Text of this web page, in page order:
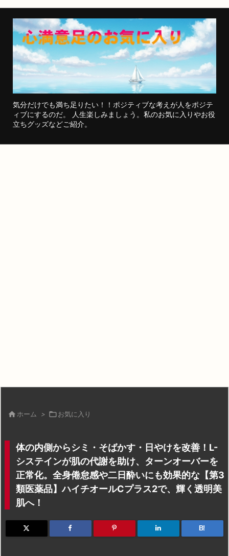
気分だけでも満ち足りたい！！ポジティブな考えが人をポジテ
ィブにするのだ。 人生楽しみましょう。私のお気に入りやお役
立ちグッズなどご紹介。
 ホーム > お気に入り
体の内側からシミ・そばかす・日やけを改善！L-
システインが肌の代謝を助け、ターンオーバーを
正常化。全身倦怠感や二日酔いにも効果的な【第3
類医薬品】ハイチオールCプラス2で、輝く透明美
肌へ！
B!